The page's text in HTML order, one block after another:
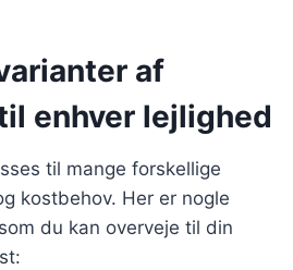
af
enhver lejlighed
til mange forskellige
kostbehov. Her er nogle
du kan overveje til din